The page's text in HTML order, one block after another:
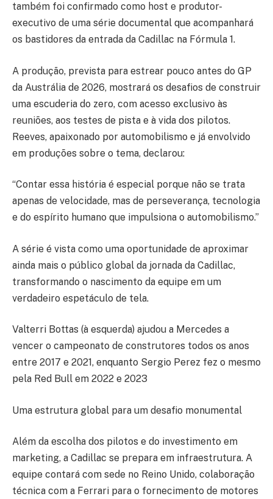
também foi confirmado como host e produtor-
executivo de uma série documental que acompanhará
os bastidores da entrada da Cadillac na Fórmula 1.
A produção, prevista para estrear pouco antes do GP
da Austrália de 2026, mostrará os desafios de construir
uma escuderia do zero, com acesso exclusivo às
reuniões, aos testes de pista e à vida dos pilotos.
Reeves, apaixonado por automobilismo e já envolvido
em produções sobre o tema, declarou:
“Contar essa história é especial porque não se trata
apenas de velocidade, mas de perseverança, tecnologia
e do espírito humano que impulsiona o automobilismo.”
A série é vista como uma oportunidade de aproximar
ainda mais o público global da jornada da Cadillac,
transformando o nascimento da equipe em um
verdadeiro espetáculo de tela.
Valterri Bottas (à esquerda) ajudou a Mercedes a
vencer o campeonato de construtores todos os anos
entre 2017 e 2021, enquanto Sergio Perez fez o mesmo
pela Red Bull em 2022 e 2023
Uma estrutura global para um desafio monumental
Além da escolha dos pilotos e do investimento em
marketing, a Cadillac se prepara em infraestrutura. A
equipe contará com sede no Reino Unido, colaboração
técnica com a Ferrari para o fornecimento de motores